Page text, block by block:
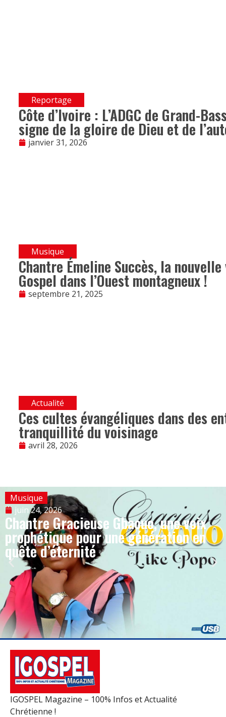
Reportage
Côte d’Ivoire : L’ADGC de Grand-
signe de la gloire de Dieu et de
janvier 31, 2026
Musique
Chantre Émeline Succès, la
Gospel dans l’Ouest montagneux !
septembre 21, 2025
Actualité
Ces cultes évangéliques dans des
tranquillité du voisinage
avril 28, 2026
Musique
juin 24, 2026
Chantre Gracieuse Gbaouo, une voix
prophétique pour une génération en
quête d’éternité
IGOSPEL Magazine – 100% Infos et Actualité
Chrétienne !